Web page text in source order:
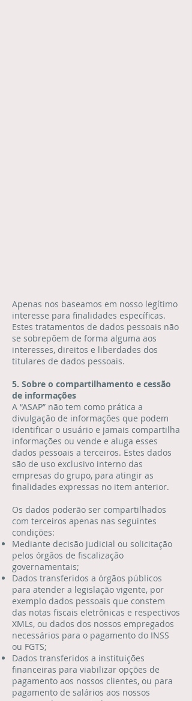
Apenas nos baseamos em nosso legítimo
interesse para finalidades específicas.
Estes tratamentos de dados pessoais não
se sobrepõem de forma alguma aos
interesses, direitos e liberdades dos
titulares de dados pessoais.
5. Sobre o compartilhamento e cessão
de informações
A “ASAP” não tem como prática a
divulgação de informações que podem
identificar o usuário e jamais compartilha
informações ou vende e aluga esses
dados pessoais a terceiros. Estes dados
são de uso exclusivo interno das
empresas do grupo, para atingir as
finalidades expressas no item anterior.
Os dados poderão ser compartilhados
com terceiros apenas nas seguintes
condições:
Mediante decisão judicial ou solicitação
pelos órgãos de fiscalização
governamentais;
Dados transferidos a órgãos públicos
para atender a legislação vigente, por
exemplo dados pessoais que constem
das notas fiscais eletrônicas e respectivos
XMLs, ou dados dos nossos empregados
necessários para o pagamento do INSS
ou FGTS;
Dados transferidos a instituições
financeiras para viabilizar opções de
pagamento aos nossos clientes, ou para
pagamento de salários aos nossos